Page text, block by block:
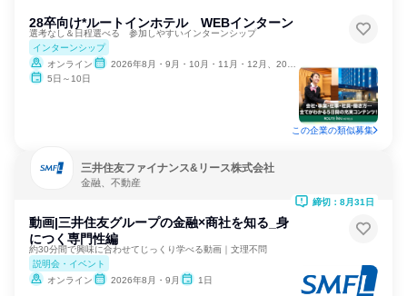
28卒向け*ルートインホテル WEBインターン
選考なし＆日程選べる 参加しやすいインターンシップ
インターンシップ
オンライン
2026年8月・9月・10月・11月・12月、2027年1月
5日～10日
この企業の類似募集
三井住友ファイナンス&リース株式会社
金融、不動産
動画|三井住友グループの金融×商社を知る_身
につく専門性編
約30分間で興味に合わせてじっくり学べる動画｜文理不問
説明会・イベント
オンライン
2026年8月・9月 1日
締切：8月31日